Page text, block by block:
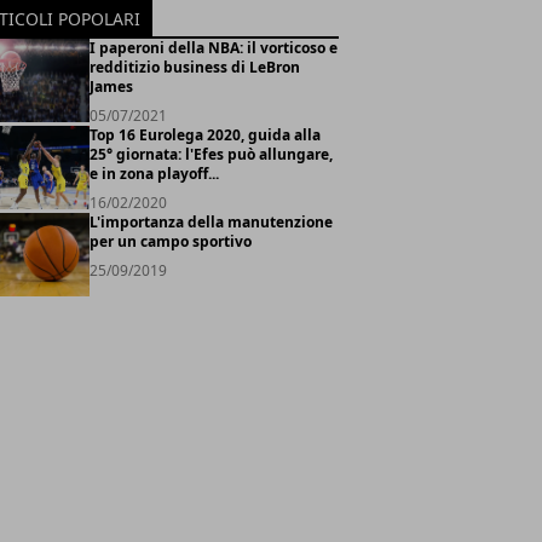
POPOLARI
I paperoni della NBA: il vorticoso e
redditizio business di LeBron
James
05/07/2021
Top 16 Eurolega 2020, guida alla
25° giornata: l'Efes può allungare,
e in zona playoff...
16/02/2020
L'importanza della manutenzione
per un campo sportivo
25/09/2019